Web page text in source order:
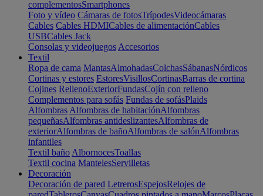
complementosSmartphones
Foto y vídeo Cámaras de fotosTrípodesVideocámaras
Cables Cables HDMICables de alimentaciónCables
USBCables Jack
Consolas y videojuegos Accesorios
Textil
Ropa de cama MantasAlmohadasColchasSábanasNórdicos
Cortinas y estores EstoresVisillosCortinasBarras de cortina
Cojines RellenoExteriorFundasCojín con relleno
Complementos para sofás Fundas de sofásPlaids
Alfombras Alfombras de habitaciónAlfombras
pequeñasAlfombras antideslizantesAlfombras de
exteriorAlfombras de bañoAlfombras de salónAlfombras
infantiles
Textil baño AlbornocesToallas
Textil cocina MantelesServilletas
Decoración
Decoración de pared LetrerosEspejosRelojes de